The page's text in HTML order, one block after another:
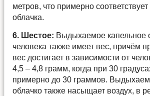
метров, что примерно
облачка.
6. Шестое: Выдыхаемое капельное
человека также имеет вес, причём
вес достигает в зависимости от
4,5 – 4,8 грамм, когда при 30
примерно до 30 граммов.
облачко также насыщает воздух, в